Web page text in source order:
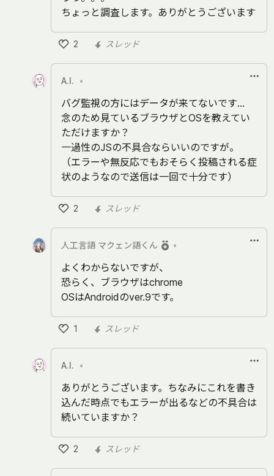
ちょっと調査します。ありがとうございます
2
い
ね
スレッド
A.I. •
バグ監視の方にはデータが来てないです…
念のため見ているブラウザとOSを教えてい
ただけますか？
一過性のJSの不具合ならいいのですが。
（エラーや無反応でもおそらく投稿される症
状のようなので送信は一回で十分です）
2
い
ね
スレッド
人工言語 マクェン語くん •
よくわからないですが、
恐らく、ブラウザはchrome
OSはAndroidのver.9です。
1
い
ね
スレッド
A.I. •
ありがとうございます。ちなみにこれを書き
込んだ時点でもエラーが出るなどの不具合は
続いていますか？
2
い
スレッド